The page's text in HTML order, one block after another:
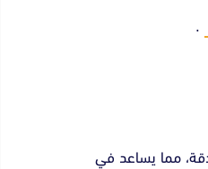
.
مما يساعد في